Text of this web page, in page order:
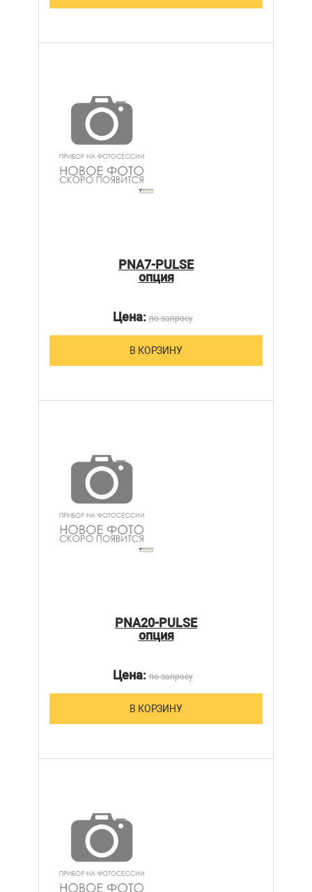
PNA7-PULSE
опция
Цена:по запросу
В КОРЗИНУ
PNA20-PULSE
опция
Цена:по запросу
В КОРЗИНУ